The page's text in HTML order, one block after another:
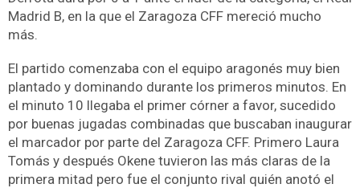
Madrid B, en la que el Zaragoza CFF mereció mucho
más.
El partido comenzaba con el equipo aragonés muy bien
plantado y dominando durante los primeros minutos. En
el minuto 10 llegaba el primer córner a favor, sucedido
por buenas jugadas combinadas que buscaban inaugurar
el marcador por parte del Zaragoza CFF. Primero Laura
Tomás y después Okene tuvieron las más claras de la
primera mitad pero fue el conjunto rival quién anotó el